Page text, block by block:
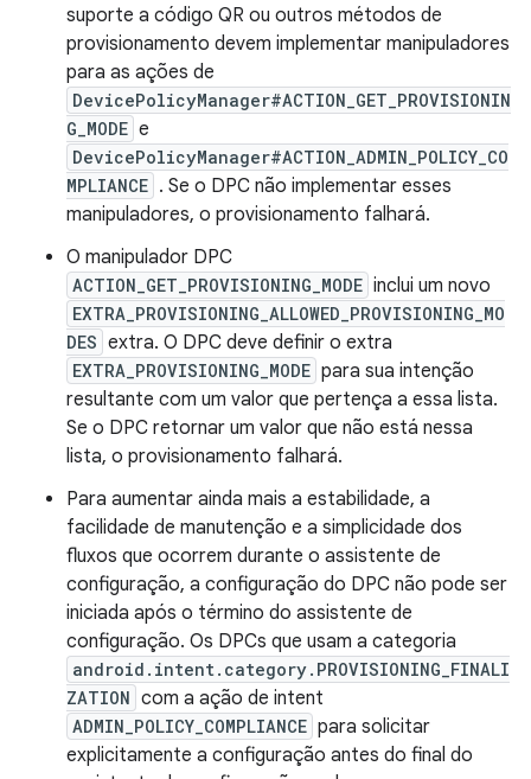
suporte a código QR ou outros métodos de
provisionamento devem implementar manipuladores
para as ações de
DevicePolicyManager#ACTION_GET_PROVISIONIN
G_MODE e
DevicePolicyManager#ACTION_ADMIN_POLICY_CO
MPLIANCE . Se o DPC não implementar esses
manipuladores, o provisionamento falhará.
O manipulador DPC
ACTION_GET_PROVISIONING_MODE inclui um novo
EXTRA_PROVISIONING_ALLOWED_PROVISIONING_MO
DES extra. O DPC deve definir o extra
EXTRA_PROVISIONING_MODE para sua intenção
resultante com um valor que pertença a essa lista.
Se o DPC retornar um valor que não está nessa
lista, o provisionamento falhará.
Para aumentar ainda mais a estabilidade, a
facilidade de manutenção e a simplicidade dos
fluxos que ocorrem durante o assistente de
configuração, a configuração do DPC não pode ser
iniciada após o término do assistente de
configuração. Os DPCs que usam a categoria
android.intent.category.PROVISIONING_FINALI
ZATION com a ação de intent
ADMIN_POLICY_COMPLIANCE para solicitar
explicitamente a configuração antes do final do